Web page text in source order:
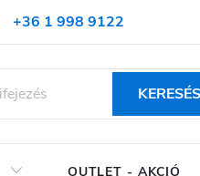
+36 1 998 9122
KERESÉS
OUTLET - AKCIÓ